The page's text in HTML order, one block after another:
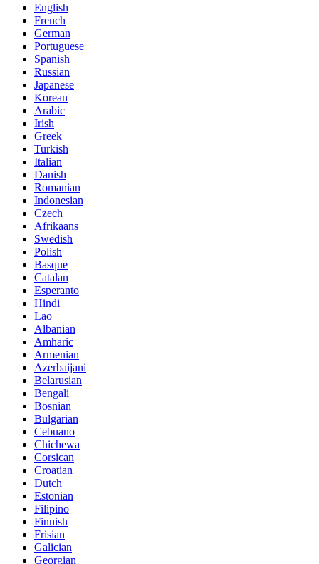
English
French
German
Portuguese
Spanish
Russian
Japanese
Korean
Arabic
Irish
Greek
Turkish
Italian
Danish
Romanian
Indonesian
Czech
Afrikaans
Swedish
Polish
Basque
Catalan
Esperanto
Hindi
Lao
Albanian
Amharic
Armenian
Azerbaijani
Belarusian
Bengali
Bosnian
Bulgarian
Cebuano
Chichewa
Corsican
Croatian
Dutch
Estonian
Filipino
Finnish
Frisian
Galician
Georgian